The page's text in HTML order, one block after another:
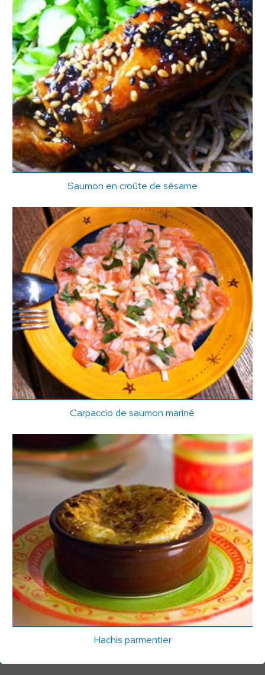
Saumon en croûte de sésame
Carpaccio de saumon mariné
Hachis parmentier